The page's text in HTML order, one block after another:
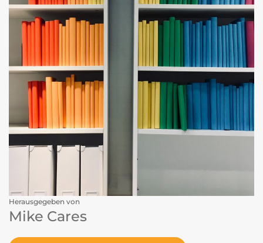
Herausgegeben von
Mike Cares